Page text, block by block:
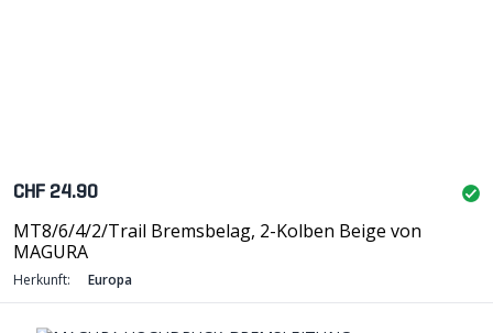
CHF 24.90
MT8/6/4/2/Trail Bremsbelag, 2-Kolben Beige von
MAGURA
Herkunft: Europa